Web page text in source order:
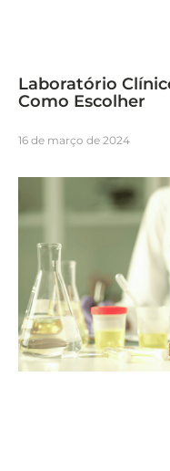
Laboratório
Como Escolher
16 de março de 2024